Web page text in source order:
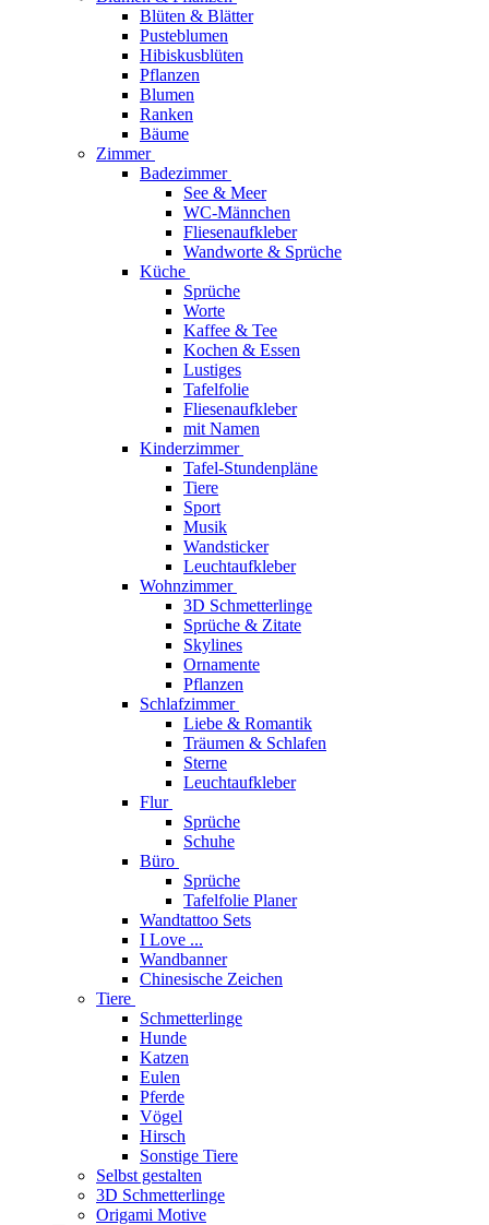
Blüten & Blätter
Pusteblumen
Hibiskusblüten
Pflanzen
Blumen
Ranken
Bäume
Zimmer
Badezimmer
See & Meer
WC-Männchen
Fliesenaufkleber
Wandworte & Sprüche
Küche
Sprüche
Worte
Kaffee & Tee
Kochen & Essen
Lustiges
Tafelfolie
Fliesenaufkleber
mit Namen
Kinderzimmer
Tafel-Stundenpläne
Tiere
Sport
Musik
Wandsticker
Leuchtaufkleber
Wohnzimmer
3D Schmetterlinge
Sprüche & Zitate
Skylines
Ornamente
Pflanzen
Schlafzimmer
Liebe & Romantik
Träumen & Schlafen
Sterne
Leuchtaufkleber
Flur
Sprüche
Schuhe
Büro
Sprüche
Tafelfolie Planer
Wandtattoo Sets
I Love ...
Wandbanner
Chinesische Zeichen
Tiere
Schmetterlinge
Hunde
Katzen
Eulen
Pferde
Vögel
Hirsch
Sonstige Tiere
Selbst gestalten
3D Schmetterlinge
Origami Motive